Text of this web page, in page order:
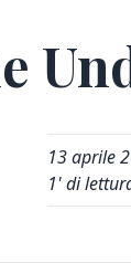
13 aprile
1' di